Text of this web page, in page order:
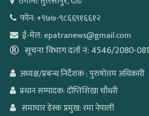
फोन: +९७७-९८६६९१६६१२
ई-मेल: epatranews@gmail.com
सूचना विभाग दर्ता नं: 4546/2080-081
अध्यक्ष/प्रबन्ध निर्देशक : पुरुषोत्तम अधिकारी
प्रधान सम्पादक: दीप्तिशिखा चौधरी
समाचार डेस्क प्रमुख: रमा नेपाली